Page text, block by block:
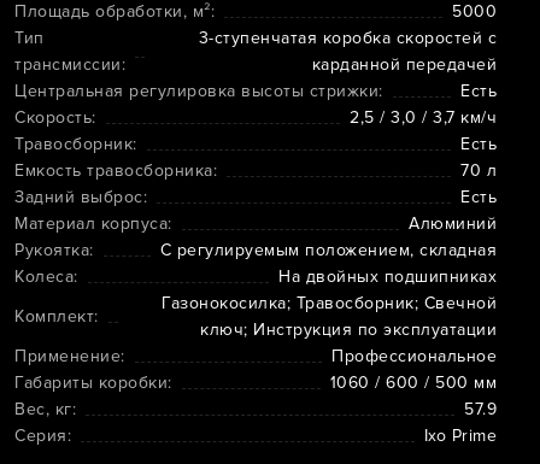
Площадь обработки, м²:
5000
Тип
трансмиссии:
3-ступенчатая коробка скоростей с
карданной передачей
Центральная регулировка высоты стрижки:
Есть
Скорость:
2,5 / 3,0 / 3,7 км/ч
Травосборник:
Есть
Емкость травосборника:
70 л
Задний выброс:
Есть
Материал корпуса:
Алюминий
Рукоятка:
С регулируемым положением, складная
Колеса:
На двойных подшипниках
Комплект:
Газонокосилка; Травосборник; Свечной
ключ; Инструкция по эксплуатации
Применение:
Профессиональное
Габариты коробки:
1060 / 600 / 500 мм
Вес, кг:
57.9
Серия:
Ixo Prime